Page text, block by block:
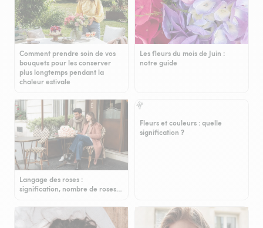
Comment prendre soin de vos
bouquets pour les conserver
plus longtemps pendant la
chaleur estivale
Les fleurs du mois de Juin :
notre guide
Langage des roses :
signification, nombre de roses…
Fleurs et couleurs : quelle
signification ?